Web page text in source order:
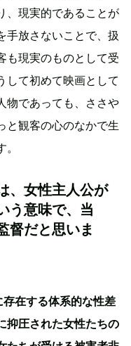
、現実的であることが
手放さないことで、扱
も現実のものとして受
して初めて映画として
物であっても、ささや
と観客の心のなかで生
、女性主人公が
う意味で、当
督だと思いま
在する体系的な性差
抑圧された女性たちの